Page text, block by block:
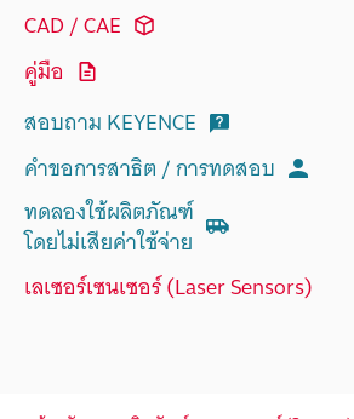
CAD / CAE
คู่มือ
สอบถาม KEYENCE
คำขอการสาธิต / การทดสอบ
ทดลองใช้ผลิตภัณฑ์
โดยไม่เสียค่าใช้จ่าย
เลเซอร์เซนเซอร์ (Laser Sensors)